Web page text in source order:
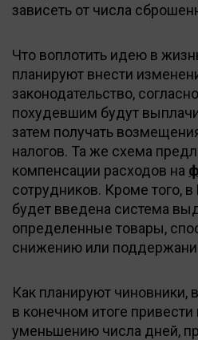
зависеть от числа
Что воплотить идею в
планируют внести
законодательство,
похудевшим будут
затем получать
налогов. Та же схема
компенсации расходов на
сотрудников. Кроме того,
будет введена система
определенные товары,
снижению или
Как планируют
в конечном итоге
уменьшению числа дней,